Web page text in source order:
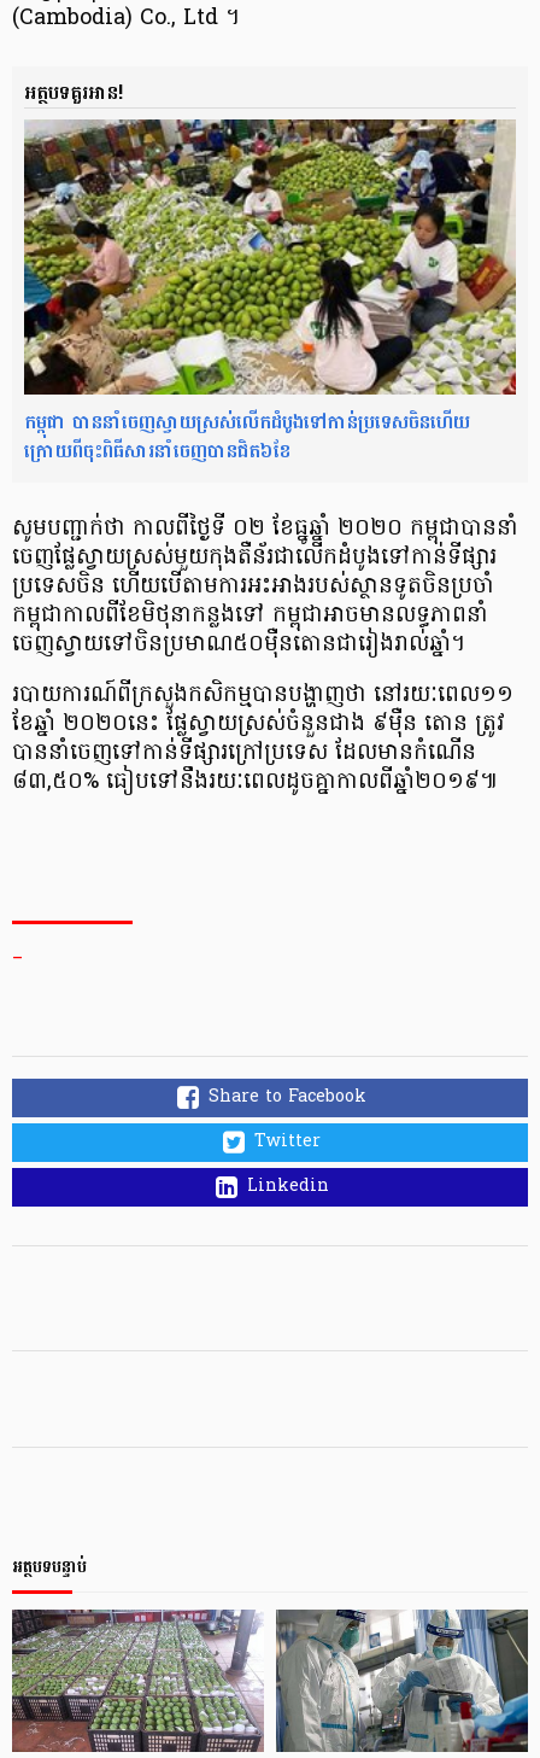
(Cambodia) Co., Ltd ។
អត្ថបទគួរអាន!
កម្ពុជា បាននាំចេញស្វាយស្រស់លើកដំបូងទៅកាន់ប្រទេសចិនហើយ
ក្រោយពី​ចុះពិធីសារ​នាំចេញ​បានជិត​​៦ខែ
សូមបញ្ជាក់ថា កាលពី​ថ្ងៃទី ០២ ខែ​ធ្នូ​ឆ្នាំ ២០២០ កម្ពុជា​បាន​នាំ
ចេញ​ផ្លែស្វាយ​ស្រស់​មួយកុង​តឺន័រ​ជាលើក​ដំបូង​ទៅកាន់​ទីផ្សារ​
ប្រទេសចិន ហើយបើតាម​ការ​អះអាង​របស់​ស្ថានទូតចិន​ប្រចាំ​
កម្ពុជា​កាលពីខែ​មិថុនា​កន្លងទៅ កម្ពុជា​អាចមាន​លទ្ធភាព​នាំ
ចេញ​ស្វាយ​ទៅចិន​ប្រមាណ​៥០ម៉ឺនតោន​ជារៀង​រាល់ឆ្នាំ។
របាយការណ៍ពីក្រសួង​កសិកម្ម​បាន​បង្ហាញថា នៅរយៈពេល១១
ខែឆ្នាំ ២០២០នេះ ផ្លែស្វាយស្រស់​ចំនួន​ជាង ៩ម៉ឺន តោន ត្រូវ
បាន​នាំចេញទៅកាន់​ទីផ្សារ​ក្រៅប្រទេស ដែល​មាន​កំណើន
៨៣,៥០% ធៀបទៅនឹងរយៈពេល​ដូចគ្នា​កាលពី​ឆ្នាំ២០១៩៕
_
Share to Facebook
Twitter
Linkedin
អត្ថបទបន្ទាប់